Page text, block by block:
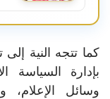
كما تتجه النية
بإدارة السياسة
وسائل